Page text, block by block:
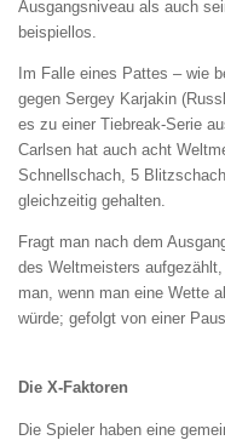
Ausgangsniveau als auch
beispiellos.
Im Falle eines Pattes – wie
gegen Sergey Karjakin
es zu einer Tiebreak-Serie
Carlsen hat auch acht
Schnellschach, 5
gleichzeitig gehalten.
Fragt man nach dem
des Weltmeisters
man, wenn man eine Wette
würde; gefolgt von einer
Die X-Faktoren
Die Spieler haben eine